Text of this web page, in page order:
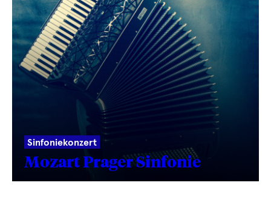
Sinfoniekonzert
Mozart Prager Sinfonie